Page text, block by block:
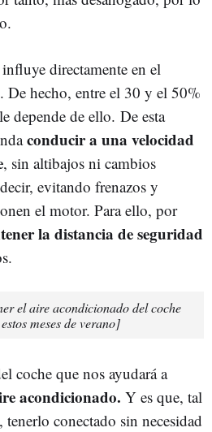
directamente en el
De hecho, entre el 30 y el 50%
depende de ello. De esta
conducir a una velocidad
, sin altibajos ni cambios
evitando frenazos y
el motor. Para ello, por
la distancia de seguridad
el aire acondicionado del coche
meses de verano]
coche que nos ayudará a
acondicionado. Y es que, tal
conectado sin necesidad